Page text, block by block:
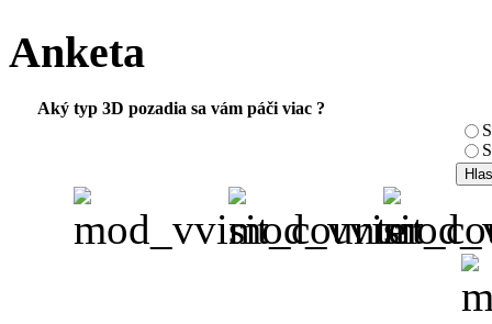
Anketa
Aký typ 3D pozadia sa vám páči viac ?